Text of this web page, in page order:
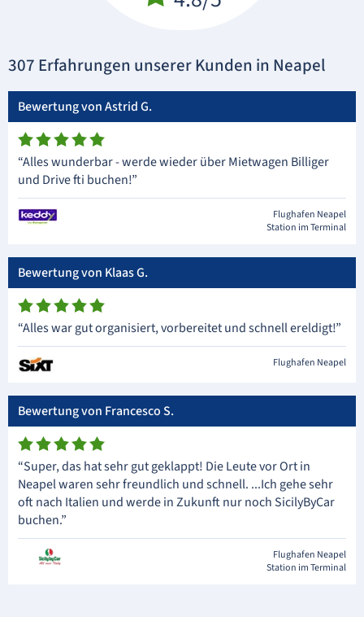
307 Erfahrungen unserer Kunden in Neapel
Bewertung von Astrid G.
“Alles wunderbar - werde wieder über Mietwagen Billiger
und Drive fti buchen!”
Flughafen Neapel
Station im Terminal
Bewertung von Klaas G.
“Alles war gut organisiert, vorbereitet und schnell ereldigt!”
Flughafen Neapel
Bewertung von Francesco S.
“Super, das hat sehr gut geklappt! Die Leute vor Ort in
Neapel waren sehr freundlich und schnell. ...Ich gehe sehr
oft nach Italien und werde in Zukunft nur noch SicilyByCar
buchen.”
Flughafen Neapel
Station im Terminal